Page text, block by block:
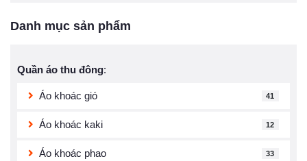
Danh mục sản phẩm
Quần áo thu đông:
Áo khoác gió 41
Áo khoác kaki 12
Áo khoác phao 33